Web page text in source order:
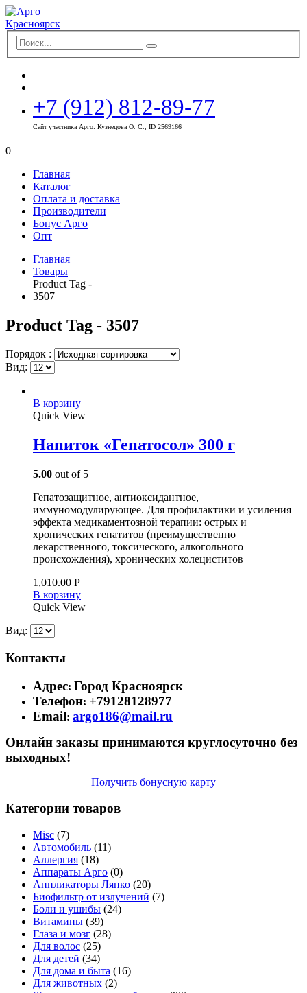
+7 (912) 812-89-77
Сайт участника Арго: Кузнецова О. С., ID 2569166
0
Главная
Каталог
Оплата и доставка
Производители
Бонус Арго
Опт
Главная
Товары
Product Tag -
3507
Product Tag - 3507
Порядок :
Вид:
В корзину
Quick View
Напиток «Гепатосол» 300 г
5.00 out of 5
Гепатозащитное, антиоксидантное,
иммуномодулирующее. Для профилактики и усиления
эффекта медикаментозной терапии: острых и
хронических гепатитов (преимущественно
лекарственного, токсического, алкогольного
происхождения), хронических холециститов
1,010.00 Р
В корзину
Quick View
Вид:
Контакты
Адрес: Город Красноярск
Телефон: +79128128977
Email: argo186@mail.ru
Онлайн заказы принимаются круглосуточно без
выходных!
Получить бонусную карту
Категории товаров
Misc (7)
Автомобиль (11)
Аллергия (18)
Аппараты Арго (0)
Аппликаторы Ляпко (20)
Биофильтр от излучений (7)
Боли и ушибы (24)
Витамины (39)
Глаза и мозг (28)
Для волос (25)
Для детей (34)
Для дома и быта (16)
Для животных (2)